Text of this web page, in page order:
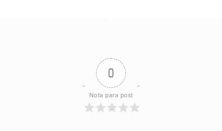
0
Nota para post